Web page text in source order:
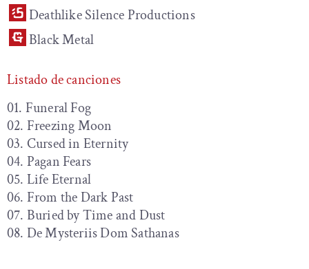
Deathlike Silence Productions
Black Metal
Listado de canciones
01. Funeral Fog
02. Freezing Moon
03. Cursed in Eternity
04. Pagan Fears
05. Life Eternal
06. From the Dark Past
07. Buried by Time and Dust
08. De Mysteriis Dom Sathanas